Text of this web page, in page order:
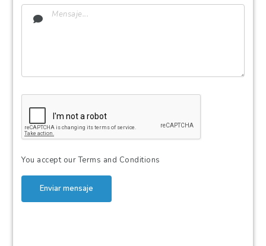
You accept ourTerms and Conditions
Enviar mensaje